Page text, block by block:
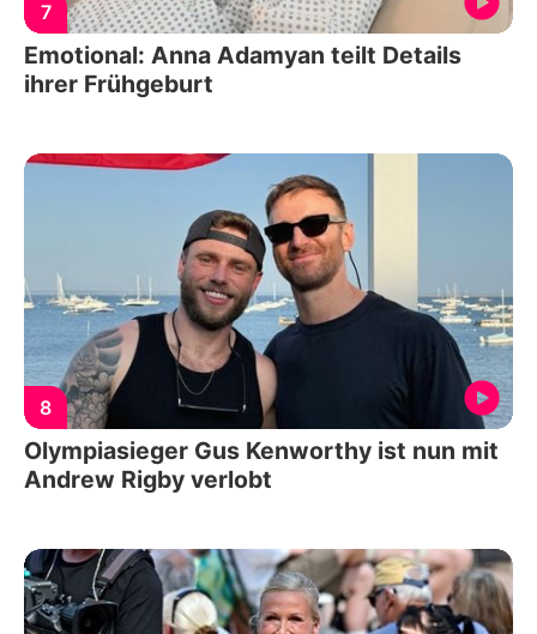
7
Emotional: Anna Adamyan teilt Details
ihrer Frühgeburt
8
Olympiasieger Gus Kenworthy ist nun mit
Andrew Rigby verlobt